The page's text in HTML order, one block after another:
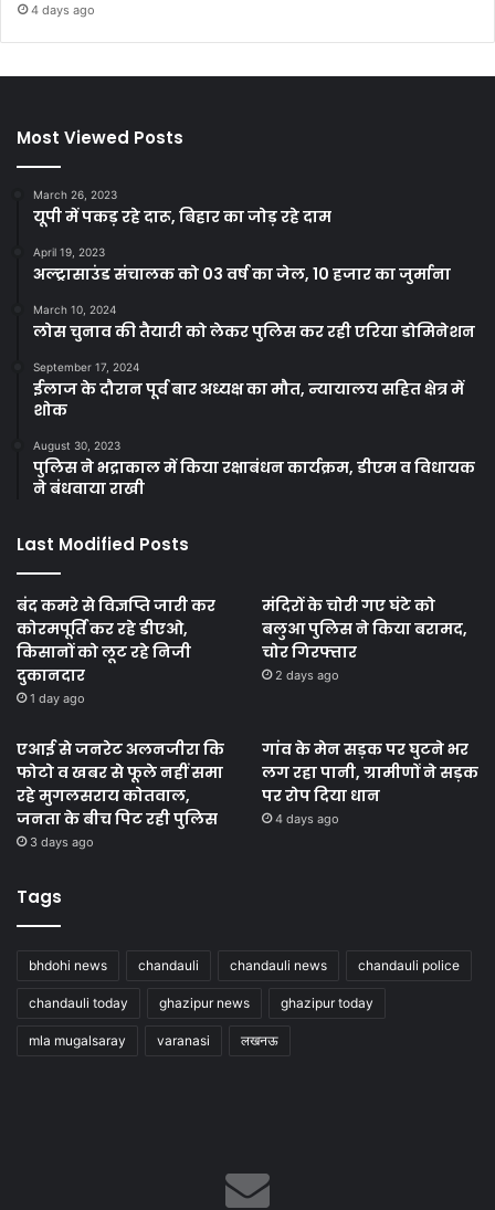
4 days ago
Most Viewed Posts
March 26, 2023
यूपी में पकड़ रहे दारू, बिहार का जोड़ रहे दाम
April 19, 2023
अल्ट्रासाउंड संचालक को 03 वर्ष का जेल, 10 हजार का जुर्माना
March 10, 2024
लोस चुनाव की तैयारी को लेकर पुलिस कर रही एरिया डोमिनेशन
September 17, 2024
ईलाज के दौरान पूर्व बार अध्यक्ष का मौत, न्यायालय सहित क्षेत्र में
शोक
August 30, 2023
पुलिस ने भद्राकाल में किया रक्षाबंधन कार्यक्रम, डीएम व विधायक
ने बंधवाया राखी
Last Modified Posts
बंद कमरे से विज्ञप्ति जारी कर
कोरमपूर्ति कर रहे डीएओ,
किसानों को लूट रहे निजी
दुकानदार
1 day ago
मंदिरों के चोरी गए घंटे को
बलुआ पुलिस ने किया बरामद,
चोर गिरफ्तार
2 days ago
एआई से जनरेट अलनजीरा कि
फोटो व खबर से फूले नहीं समा
रहे मुगलसराय कोतवाल,
जनता के बीच पिट रही पुलिस
3 days ago
गांव के मेन सड़क पर घुटने भर
लग रहा पानी, ग्रामीणों ने सड़क
पर रोप दिया धान
4 days ago
Tags
bhdohi news chandauli chandauli news chandauli police
chandauli today ghazipur news ghazipur today
mla mugalsaray varanasi लखनऊ